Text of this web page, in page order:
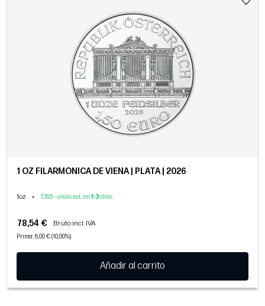
1 OZ FILARMÓNICA DE VIENA | PLATA | 2026
1oz • 7,395 - envío est. en1-3 días
78,54 € Bruto incl. IVA
Prima: 6,00 € (10,00%)
Añadir al carrito